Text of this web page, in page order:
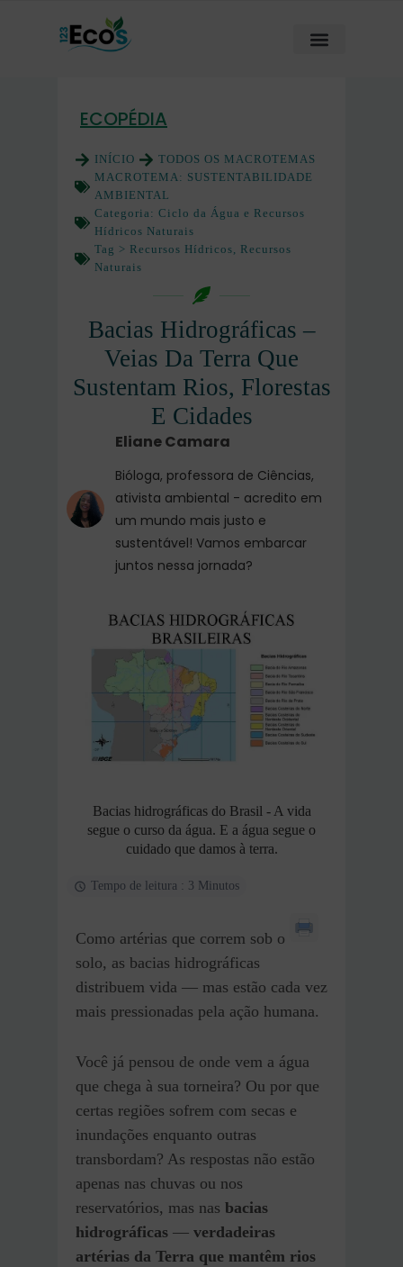
ECOPÉDIA
INÍCIO
TODOS OS MACROTEMAS
MACROTEMA: SUSTENTABILIDADE
AMBIENTAL
Categoria: Ciclo da Água e Recursos
Hídricos Naturais
Tag > Recursos Hídricos, Recursos
Naturais
Bacias Hidrográficas –
Veias Da Terra Que
Sustentam Rios, Florestas
E Cidades
Eliane Camara
Bióloga, professora de Ciências,
ativista ambiental - acredito em
um mundo mais justo e
sustentável! Vamos embarcar
juntos nessa jornada?
Bacias hidrográficas do Brasil - A vida
segue o curso da água. E a água segue o
cuidado que damos à terra.
Tempo de leitura : 3 Minutos
Como artérias que correm sob o
solo, as bacias hidrográficas
distribuem vida — mas estão cada vez
mais pressionadas pela ação humana.
Você já pensou de onde vem a água
que chega à sua torneira? Ou por que
certas regiões sofrem com secas e
inundações enquanto outras
transbordam? As respostas não estão
apenas nas chuvas ou nos
reservatórios, mas nas bacias
hidrográficas — verdadeiras
artérias da Terra que mantêm rios